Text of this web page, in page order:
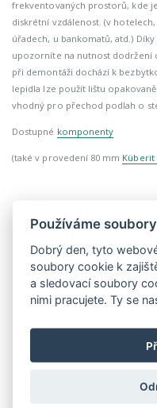
frekventovaných prostorů, kde
diskrétní vzdálenost. (v
úřadech, u bankomatů, atd.)
upozorníte na nutnost dodržení
při demontáži dochází k
lepidla lze použít lištu
vhodný pro přechod podlah o
Dostupné komponenty
(také v provedení 80 mm Küberit
>10 ks
hliník
100
40
635,25
Používáme
Dobrý den, tyto
soubory cookie k
a sledovací soubory
nimi pracujete. Ty se